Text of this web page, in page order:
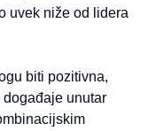
uvek niže od lidera
biti pozitivna,
unutar